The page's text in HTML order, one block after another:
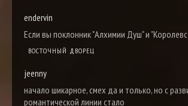
endervin
Если вы поклонник "Алхимии Душ" и
ВОСТОЧНЫЙ ДВОРЕЦ
jeenny
начало шикарное, смех да и только, но с
романтической линии стало